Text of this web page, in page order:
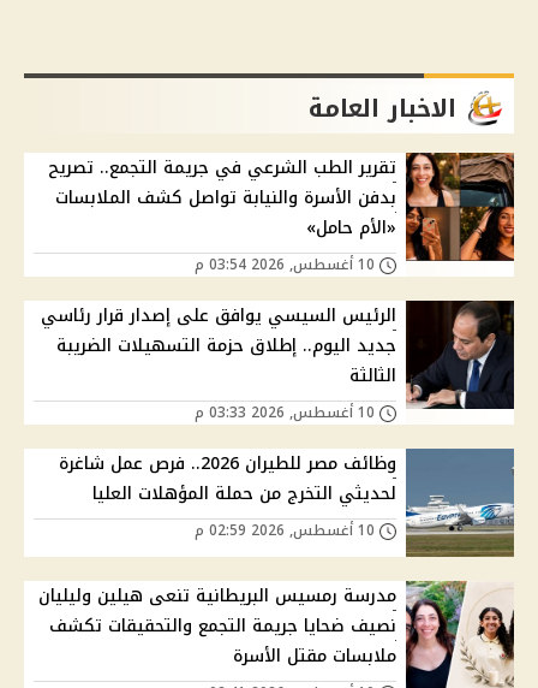
الاخبار العامة
تقرير الطب الشرعي في جريمة التجمع.. تصريح
بدفن الأسرة والنيابة تواصل كشف الملابسات
«الأم حامل»
الرئيس السيسي يوافق على إصدار قرار رئاسي
جديد اليوم.. إطلاق حزمة التسهيلات الضريبة
الثالثة
وظائف مصر للطيران 2026.. فرص عمل شاغرة
لحديثي التخرج من حملة المؤهلات العليا
مدرسة رمسيس البريطانية تنعى هيلين وليليان
نصيف ضحايا جريمة التجمع والتحقيقات تكشف
ملابسات مقتل الأسرة